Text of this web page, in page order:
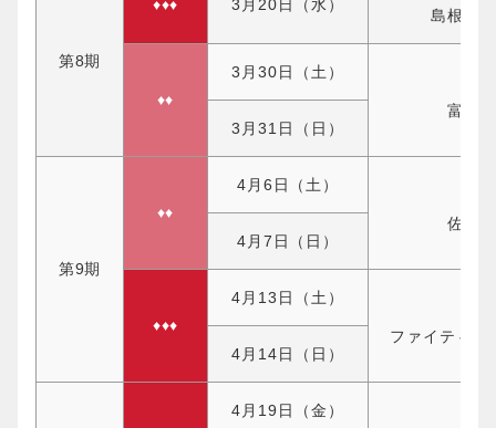
第8期
♦♦♦ 3月20日（水）
島根ス
♦♦
3月30日（土）
富山
3月31日（日）
第9期
♦♦
4月6日（土）
佐賀
4月7日（日）
♦♦♦
4月13日（土）
ファイティン
4月14日（日）
4月19日（金）